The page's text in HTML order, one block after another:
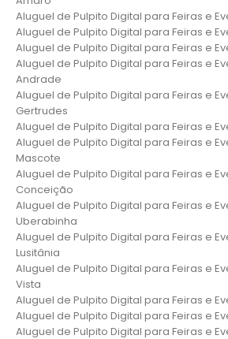
Aluguel de Pulpito Digital para Feiras e
Aluguel de Pulpito Digital para Feiras e
Aluguel de Pulpito Digital para Feiras e
Aluguel de Pulpito Digital para Feiras e
Andrade
Aluguel de Pulpito Digital para Feiras e
Gertrudes
Aluguel de Pulpito Digital para Feiras e
Aluguel de Pulpito Digital para Feiras e
Mascote
Aluguel de Pulpito Digital para Feiras e
Conceição
Aluguel de Pulpito Digital para Feiras e
Uberabinha
Aluguel de Pulpito Digital para Feiras e
Lusitânia
Aluguel de Pulpito Digital para Feiras e
Vista
Aluguel de Pulpito Digital para Feiras e
Aluguel de Pulpito Digital para Feiras e
Aluguel de Pulpito Digital para Feiras e